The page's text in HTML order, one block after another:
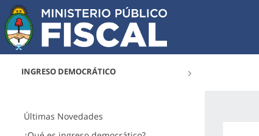
INGRESO DEMOCRÁTICO
Últimas Novedades